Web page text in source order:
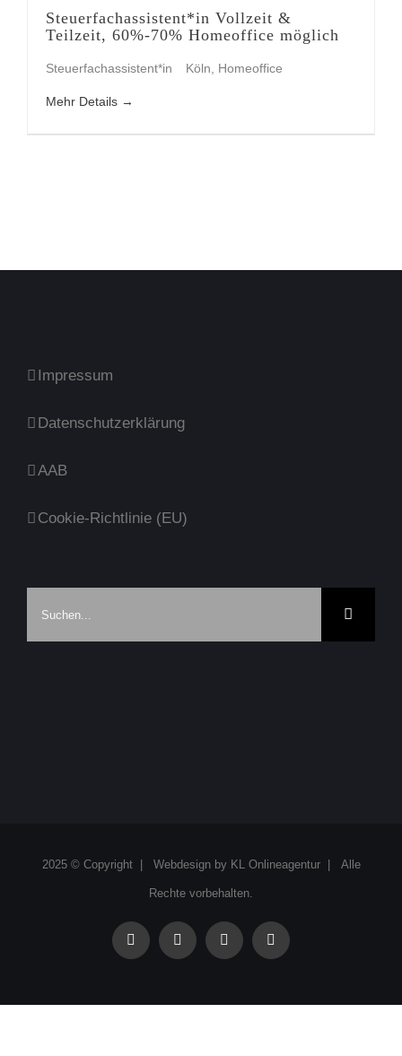
Steuerfachassistent*in Vollzeit &
Teilzeit, 60%-70% Homeoffice möglich
Steuerfachassistent*in Köln Homeoffice
Mehr Details
Impressum
Datenschutzerklärung
AAB
Cookie-Richtlinie (EU)
2025 © Copyright | Webdesign by KL Onlineagentur| Alle
Rechte vorbehalten.
facebook instagram linkedin xing